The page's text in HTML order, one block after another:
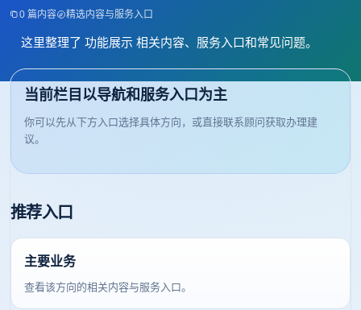
0 篇内容 精选内容与服务入口
这里整理了 功能展示 相关内容、服务入口和常见问题。
当前栏目以导航和服务入口为主
你可以先从下方入口选择具体方向，或直接联系顾问获取办理建
议。
推荐入口
主要业务
查看该方向的相关内容与服务入口。